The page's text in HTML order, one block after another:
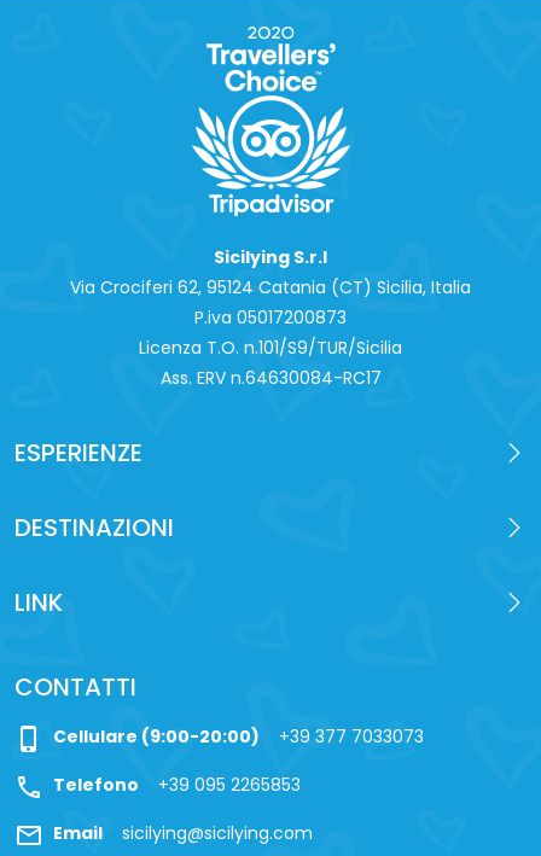
Sicilying S.r.l
Via Crociferi 62, 95124 Catania (CT) Sicilia, Italia
P.iva 0‍5017200873
Licenza T.O. n.101/S9/TUR/Sicilia
Ass. ERV n.64630084-RC17
ESPERIENZE
DESTINAZIONI
LINK
CONTATTI
phone_iphone Cellulare (9:00-20:00) +39 377 7033073
call Telefono +39 095 2265853
mail Email sicilying@sicilying.com